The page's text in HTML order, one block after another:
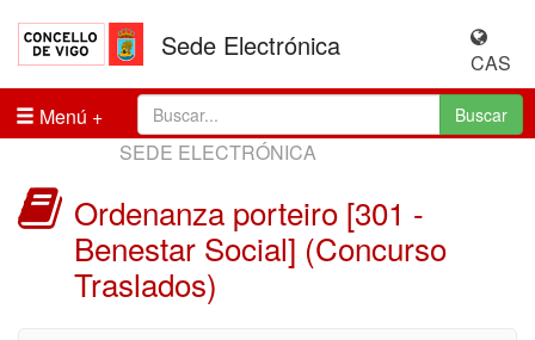
Sede Electrónica
CAS
Menú
Buscar
SEDE ELECTRÓNICA
Ordenanza porteiro [301 -
Benestar Social] (Concurso
Traslados)